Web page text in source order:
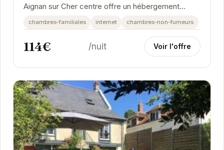
Aignan sur Cher centre offre un hébergement
confortable et bien équipé. Proche des
commerces,...
chambres-familiales internet chambres-non-fumeurs
114€ /nuit Voir l'offre